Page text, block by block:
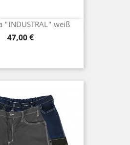
"INDUSTRAL" weiß
Preis
47,00 €